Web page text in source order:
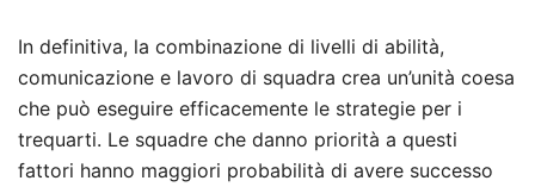
In definitiva, la combinazione di livelli di abilità,
comunicazione e lavoro di squadra crea un’unità coesa
che può eseguire efficacemente le strategie per i
trequarti. Le squadre che danno priorità a questi
fattori hanno maggiori probabilità di avere successo